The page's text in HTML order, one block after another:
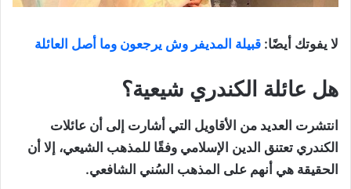
لا يفوتك أيضًا: قبيلة المديفر وش يرجعون وما أصل العائلة
هل عائلة الكندري شيعية؟
انتشرت العديد من الأقاويل التي أشارت إلى أن عائلات
الكندري تعتنق الدين الإسلامي وفقًا للمذهب الشيعي، إلا أن
الحقيقة هي أنهم على المذهب السُني الشافعي.